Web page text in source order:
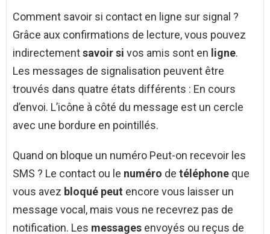
Comment savoir si contact en ligne sur signal ?
Grâce aux confirmations de lecture, vous pouvez
indirectementsavoir si vos amis sont en ligne.
Les messages de signalisation peuvent être
trouvés dans quatre états différents : En cours
d’envoi. L’icône à côté du message est un cercle
avec une bordure en pointillés.
Quand on bloque un numéro Peut-on recevoir les
SMS ? Le contact ou le numéro de téléphone que
vous avez bloqué peut encore vous laisser un
message vocal, mais vous ne recevrez pas de
notification. Les messages envoyés ou reçus de